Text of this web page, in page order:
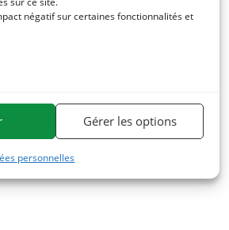
négatif sur certaines fonctionnalités et
Gérer les options
personnelles